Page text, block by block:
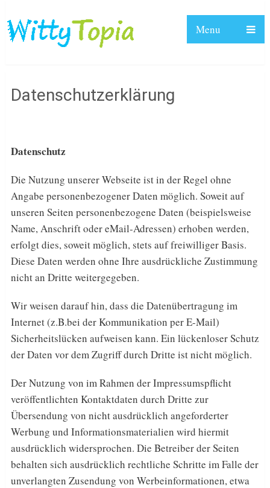
Menu
Datenschutzerklärung
Datenschutz
Die Nutzung unserer Webseite ist in der Regel ohne
Angabe personenbezogener Daten möglich. Soweit auf
unseren Seiten personenbezogene Daten (beispielsweise
Name, Anschrift oder eMail-Adressen) erhoben werden,
erfolgt dies, soweit möglich, stets auf freiwilliger Basis.
Diese Daten werden ohne Ihre ausdrückliche Zustimmung
nicht an Dritte weitergegeben.
Wir weisen darauf hin, dass die Datenübertragung im
Internet (z.B.bei der Kommunikation per E-Mail)
Sicherheitslücken aufweisen kann. Ein lückenloser Schutz
der Daten vor dem Zugriff durch Dritte ist nicht möglich.
Der Nutzung von im Rahmen der Impressumspflicht
veröffentlichten Kontaktdaten durch Dritte zur
Übersendung von nicht ausdrücklich angeforderter
Werbung und Informationsmaterialien wird hiermit
ausdrücklich widersprochen. Die Betreiber der Seiten
behalten sich ausdrücklich rechtliche Schritte im Falle der
unverlangten Zusendung von Werbeinformationen, etwa